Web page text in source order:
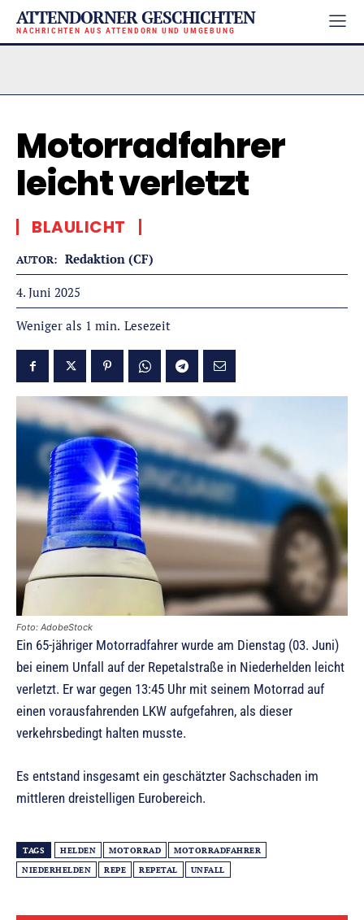
ATTENDORNER GESCHICHTEN
NACHRICHTEN AUS ATTENDORN UND UMGEBUNG
Motorradfahrer
leicht verletzt
BLAULICHT
AUTOR: Redaktion (CF)
4. Juni 2025
Weniger als 1 min. Lesezeit
Foto: AdobeStock
Ein 65-jähriger Motorradfahrer wurde am Dienstag (03. Juni)
bei einem Unfall auf der Repetalstraße in Niederhelden leicht
verletzt. Er war gegen 13:45 Uhr mit seinem Motorrad auf
einen vorausfahrenden LKW aufgefahren, als dieser
verkehrsbedingt halten musste.
Es entstand insgesamt ein geschätzter Sachschaden im
mittleren dreistelligen Eurobereich.
TAGS HELDEN MOTORRAD
MOTORRADFAHRER
NIEDERHELDEN
REPE REPETAL UNFALL